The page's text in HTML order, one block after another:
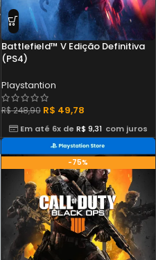
Battlefield™ V Edição Definitiva
(PS4)
Playstantion
R$248,90 R$ 49,78
Em até 6x de R$ 9,31 com juros
-75%